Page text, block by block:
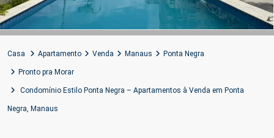
Casa Apartamento Venda Manaus Ponta Negra
Pronto pra Morar
Condomínio Estilo Ponta Negra – Apartamentos à Venda em Ponta
Negra, Manaus